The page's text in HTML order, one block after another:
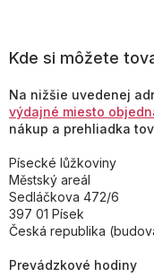
Kde si môžete
Na nižšie uvedenej
výdajné miesto
nákup a prehliadka
Písecké lůžkoviny
Městský areál
Sedláčkova 472/6
397 01 Písek
Česká republika
Prevádzkové hodiny